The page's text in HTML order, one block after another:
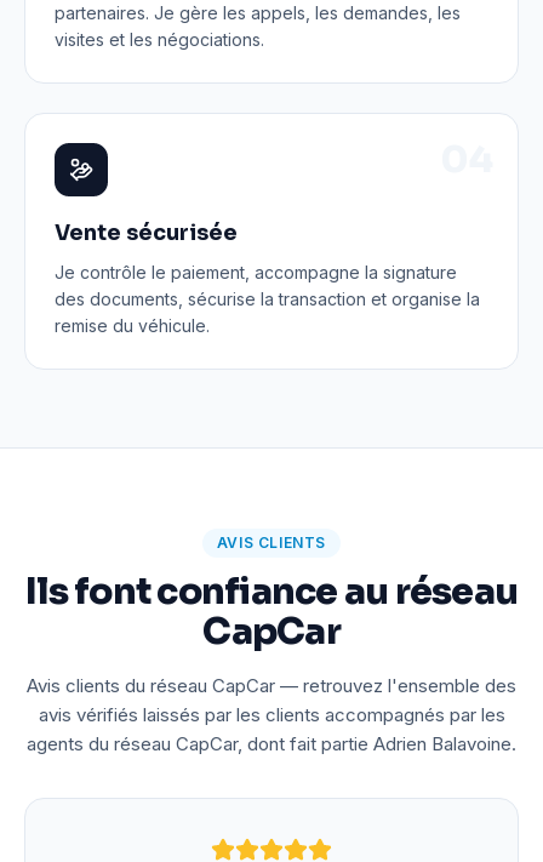
partenaires. Je gère les appels, les demandes, les
visites et les négociations.
Vente sécurisée
Je contrôle le paiement, accompagne la signature
des documents, sécurise la transaction et organise la
remise du véhicule.
AVIS CLIENTS
Ils font confiance au réseau
CapCar
Avis clients du réseau CapCar — retrouvez l'ensemble des
avis vérifiés laissés par les clients accompagnés par les
agents du réseau CapCar, dont fait partie Adrien Balavoine.